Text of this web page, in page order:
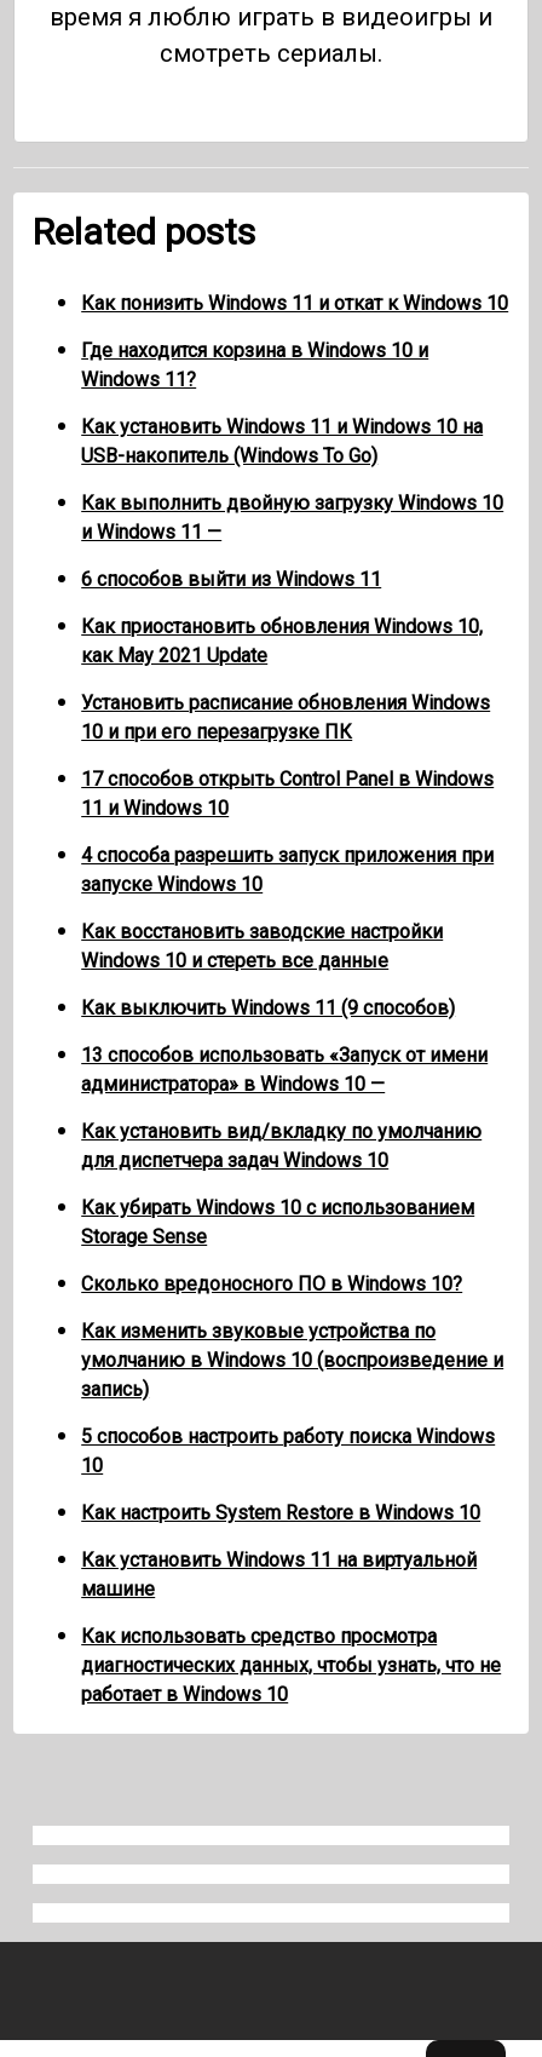
время я люблю играть в видеоигры и
смотреть сериалы.
Related posts
Как понизить Windows 11 и откат к Windows 10
Где находится корзина в Windows 10 и
Windows 11?
Как установить Windows 11 и Windows 10 на
USB-накопитель (Windows To Go)
Как выполнить двойную загрузку Windows 10
и Windows 11 —
6 способов выйти из Windows 11
Как приостановить обновления Windows 10,
как May 2021 Update
Установить расписание обновления Windows
10 и при его перезагрузке ПК
17 способов открыть Control Panel в Windows
11 и Windows 10
4 способа разрешить запуск приложения при
запуске Windows 10
Как восстановить заводские настройки
Windows 10 и стереть все данные
Как выключить Windows 11 (9 способов)
13 способов использовать «Запуск от имени
администратора» в Windows 10 —
Как установить вид/вкладку по умолчанию
для диспетчера задач Windows 10
Как убирать Windows 10 с использованием
Storage Sense
Сколько вредоносного ПО в Windows 10?
Как изменить звуковые устройства по
умолчанию в Windows 10 (воспроизведение и
запись)
5 способов настроить работу поиска Windows
10
Как настроить System Restore в Windows 10
Как установить Windows 11 на виртуальной
машине
Как использовать средство просмотра
диагностических данных, чтобы узнать, что не
работает в Windows 10